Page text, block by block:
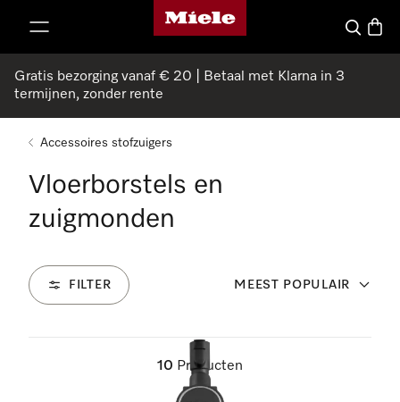
Homepage van Miele
Wat zoek
Gratis bezorging vanaf € 20 | Betaal met Klarna in 3
termijnen, zonder rente
Accessoires stofzuigers
Vloerborstels en
zuigmonden
FILTER MEEST POPULAIR
10 Producten